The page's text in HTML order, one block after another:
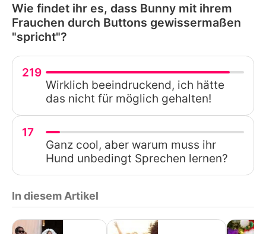
Wie findet ihr es, dass Bunny mit ihrem
Frauchen durch Buttons gewissermaßen
"spricht"?
219
Wirklich beeindruckend, ich hätte
das nicht für möglich gehalten!
17
Ganz cool, aber warum muss ihr
Hund unbedingt Sprechen lernen?
In diesem Artikel